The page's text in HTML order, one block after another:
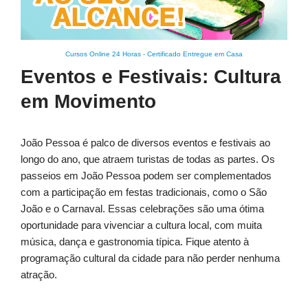
Cursos Online 24 Horas - Certificado Entregue em Casa
Eventos e Festivais: Cultura
em Movimento
João Pessoa é palco de diversos eventos e festivais ao
longo do ano, que atraem turistas de todas as partes. Os
passeios em João Pessoa podem ser complementados
com a participação em festas tradicionais, como o São
João e o Carnaval. Essas celebrações são uma ótima
oportunidade para vivenciar a cultura local, com muita
música, dança e gastronomia típica. Fique atento à
programação cultural da cidade para não perder nenhuma
atração.